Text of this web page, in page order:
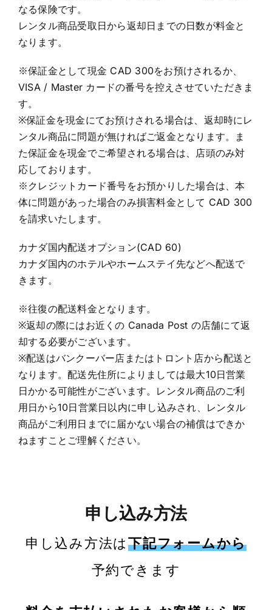
なる保険です。
レンタル商品受取日から返却日までの日数が料金と
なります。
※保証金として現金 CAD 300をお預けされるか、
VISA / Master カードの番号を控えさせていただきま
す。
※保証金を現金にてお預けされる場合は、返却時にレ
ンタル商品に問題が無ければご返金となります。ま
た保証金を現金でご希望される場合は、店頭のみ対
応しております。
※クレジットカード番号をお預かりした場合は、本
体に問題があった場合のみ損害料金として CAD 300
を請求いたします。
カナダ国内配送オプション(CAD 60)
カナダ国内のホテルやホームステイ先などへ配送で
きます。
※往復の配送料金となります。
※返却の際にはお近くの Canada Post の店舗にて返
却する必要がございます。
※配送はバンクーバー店またはトロント店から配送と
なります。配送先住所によりましては最大10日営業
日かかる可能性がございます。レンタル商品のご利
用日から10日営業日以内に申し込みされ、レンタル
商品がご利用日までに届かない場合の補償はできか
ねますことご理解ください。
申し込み方法
申し込み方法は下記フォームから
予約できます